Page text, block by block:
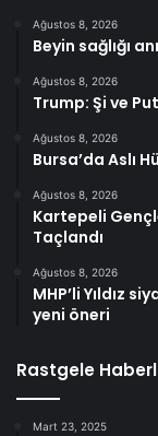
Ağustos 8, 2026
Beyin sağlığı
Ağustos 8, 2026
Trump: Şi ve
Ağustos 8, 2026
Bursa’da Aslı
Ağustos 8, 2026
Kartepeli
Taçlandı
Ağustos 8, 2026
MHP’li Yıldız
yeni öneri
Rastgele
Mart 23, 2025